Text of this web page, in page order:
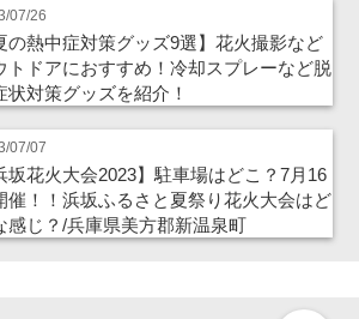
07/26
の熱中症対策グッズ9選】花火撮影など
トドアにおすすめ！冷却スプレーなど脱
状対策グッズを紹介！
07/07
坂花火大会2023】駐車場はどこ？7月16
催！！浜坂ふるさと夏祭り花火大会はど
感じ？/兵庫県美方郡新温泉町